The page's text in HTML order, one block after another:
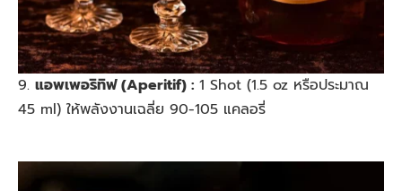
9. แอพเพอริทิฟ (Aperitif) : 1 Shot (1.5 oz หรือประมาณ
45 ml) ให้พลังงานเฉลี่ย 90-105 แคลอรี่